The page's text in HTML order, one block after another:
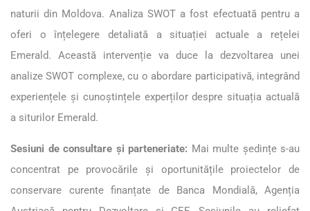
naturii din Moldova. Analiza SWOT a fost efectuată pentru a
oferi o înțelegere detaliată a situației actuale a rețelei
Emerald. Această intervenție va duce la dezvoltarea unei
analize SWOT complexe, cu o abordare participativă, integrând
experiențele și cunoștințele experților despre situația actuală
a siturilor Emerald.
Sesiuni de consultare și parteneriate: Mai multe ședințe s-au
concentrat pe provocările și oportunitățile proiectelor de
conservare curente finanțate de Banca Mondială, Agenția